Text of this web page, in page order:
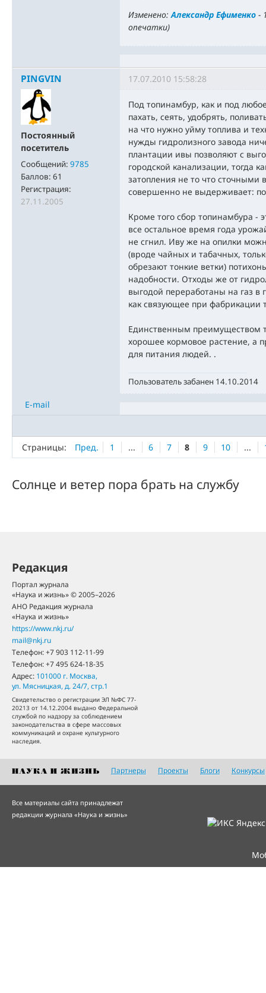
Изменено:Александр Ефименко -
опечатки)
PINGVIN
Постоянный
посетитель
Сообщений: 9785
Баллов: 61
Регистрация:
27.11.2005
17.07.2010 15:58:28
Под топинамбур, как и под
пахать, сеять, удобрять,
на что нужно уйму топлива и
нужды гидролизного завода
плантации ивы позволяют с
городской канализации, тогда
затопления не то что
совершенно не выдерживает:
Кроме того сбор топинамбура -
все остальное время года
не сгнил. Иву же на опилки
(вроде чайных и табачных,
обрезают тонкие ветки)
надобности. Отходы же от
выгодой переработаны на газ в
как связующее при фабрикации
Единственным преимуществом
хорошее кормовое растение, а
для питания людей. .
Пользователь забанен 14.10.2014
E-mail
Страницы: Пред. 1 ... 6 7 8 9 10 ...
Солнце и ветер пора брать на службу
Редакция
Портал журнала
«Наука и жизнь» © 2005–2026
АНО Редакция журнала
«Наука и жизнь»
https://www.nkj.ru/
mail@nkj.ru
Телефон:+7 903 112-11-99
Телефон:+7 495 624-18-35
Адрес: 101000 г. Москва,
ул. Мясницкая, д. 24/7, стр.1
Свидетельство о регистрации ЭЛ №ФС 77-
20213 от 14.12.2004 выдано Федеральной
службой по надзору за соблюдением
законодательства в сфере массовых
коммуникаций и охране культурного
наследия.
Партнеры Проекты Блоги Конкурсы
Все материалы сайта принадлежат
редакции журнала «Наука и жизнь»